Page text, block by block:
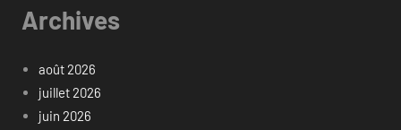
Archives
août 2026
juillet 2026
juin 2026